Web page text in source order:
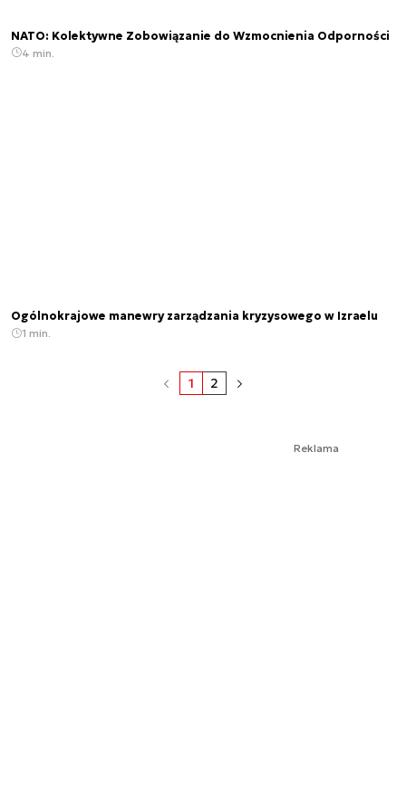
NATO: Kolektywne Zobowiązanie do Wzmocnienia Odporności
4 min.
Ogólnokrajowe manewry zarządzania kryzysowego w Izraelu
1 min.
1 2
Reklama